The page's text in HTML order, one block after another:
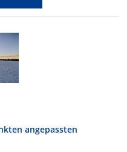
angepassten